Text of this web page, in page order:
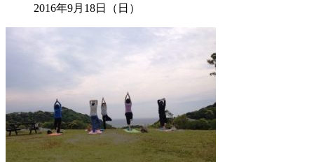
2016年9月18日（日）